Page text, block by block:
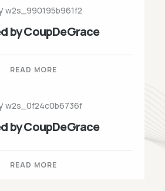
w2s_990195b961f2
by CoupDeGrace
READ MORE
w2s_0f24c0b6736f
by CoupDeGrace
READ MORE